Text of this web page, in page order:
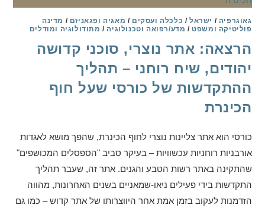
גאוגרפיה / ישראל / כלכלה ועסקים / מאגיה ופגאניזם / מדינה
פוליטיקה ומשפט / מדע/רפואה וטכנולוגיה / מתודולוגיה ומודלים
הרצאה: אתר נוצרי, סוכני קדושה
יהודים, שיח רוחני – תהליך
ההתקדשות של כורסי שעל חוף
הכינרת
כורסי הוא אתר צליינות נוצרי לחוף הכינרת, שהפך מושא לאגדות
אורבניות רוחניות עכשוויות – בעיקר סביב "הספסלים המכושפים"
שהתקינה באתר רשות הטבע והגנים. אתר זה, שעבר תהליך
התקדשות בידי פעילים ניאו-שמאניים בשנים האחרונות, מהווה
הזדמנות לעקוב בזמן אמת אחר היווצרותו של אתר קדוש – כמו גם